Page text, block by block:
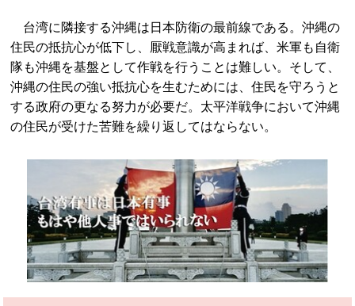
台湾に隣接する沖縄は日本防衛の最前線である。沖縄の
住民の抵抗心が低下し、厭戦意識が高まれば、米軍も自衛
隊も沖縄を基盤として作戦を行うことは難しい。そして、
沖縄の住民の強い抵抗心を生むためには、住民を守ろうと
する政府の更なる努力が必要だ。太平洋戦争において沖縄
の住民が受けた苦難を繰り返してはならない。